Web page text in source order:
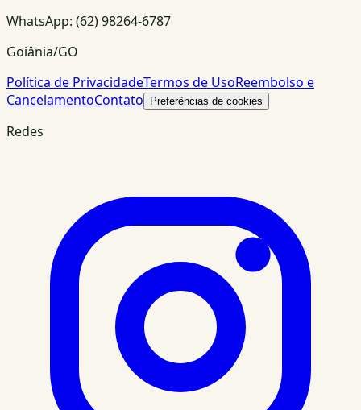
WhatsApp: (62) 98264-6787
Goiânia/GO
Política de PrivacidadeTermos de UsoReembolso e
CancelamentoContato Preferências de cookies
Redes